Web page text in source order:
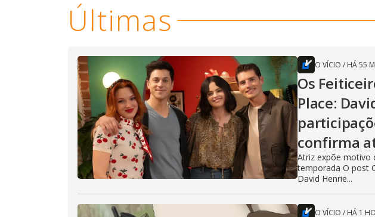
Últimas
O VÍCIO / HÁ 55
Os
Place:
confirma
Atriz expõe motivo
temporada O post
David Henrie...
O VÍCIO / HÁ 1